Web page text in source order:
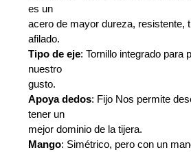
es un
acero de mayor dureza, resistente,
afilado.
Tipo de eje: Tornillo integrado para
nuestro
gusto.
Apoya dedos: Fijo Nos permite
tener un
mejor dominio de la tijera.
Mango: Simétrico, pero con un